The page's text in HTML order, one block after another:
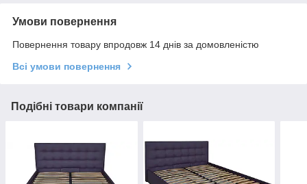
Умови повернення
Повернення товару впродовж 14 днів за домовленістю
Всі умови повернення
Подібні товари компанії